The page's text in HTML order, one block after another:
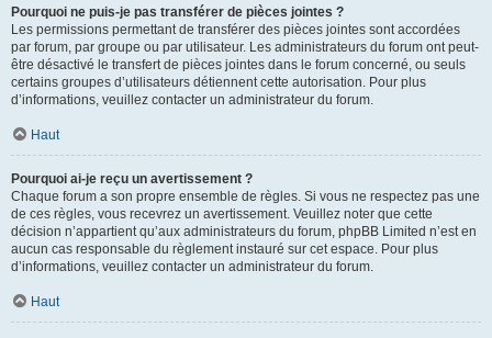
Pourquoi ne puis-je pas transférer de pièces jointes ?
Les permissions permettant de transférer des pièces jointes sont accordées
par forum, par groupe ou par utilisateur. Les administrateurs du forum ont peut-
être désactivé le transfert de pièces jointes dans le forum concerné, ou seuls
certains groupes d’utilisateurs détiennent cette autorisation. Pour plus
d’informations, veuillez contacter un administrateur du forum.
Haut
Pourquoi ai-je reçu un avertissement ?
Chaque forum a son propre ensemble de règles. Si vous ne respectez pas une
de ces règles, vous recevrez un avertissement. Veuillez noter que cette
décision n’appartient qu’aux administrateurs du forum, phpBB Limited n’est en
aucun cas responsable du règlement instauré sur cet espace. Pour plus
d’informations, veuillez contacter un administrateur du forum.
Haut